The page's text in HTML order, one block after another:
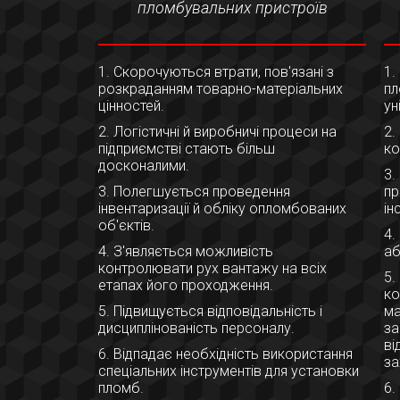
пломбувальних пристроїв
1. Скорочуються втрати, пов'язані з
розкраданням товарно-матеріальних
цінностей.
2. Логістичні й виробничі процеси на
підприємстві стають більш
досконалими.
3. Полегшується проведення
інвентаризації й обліку опломбованих
об'єктів.
4. З'являється можливість
контролювати рух вантажу на всіх
етапах його проходження.
5. Підвищується відповідальність і
дисциплінованість персоналу.
6. Відпадає необхідність використання
спеціальних інструментів для установки
пломб.
1.
2.
3.
4.
5.
6.